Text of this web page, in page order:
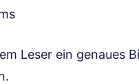
Leser ein genaues